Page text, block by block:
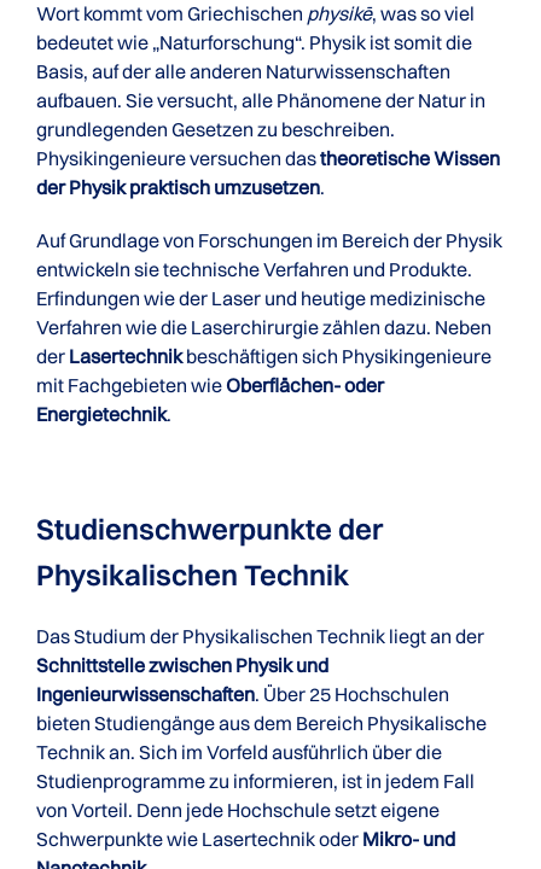
Wort kommt vom Griechischen physikē, was so viel
bedeutet wie „Naturforschung“. Physik ist somit die
Basis, auf der alle anderen Naturwissenschaften
aufbauen. Sie versucht, alle Phänomene der Natur in
grundlegenden Gesetzen zu beschreiben.
Physikingenieure versuchen dastheoretische Wissen
der Physik praktisch umzusetzen.
Auf Grundlage von Forschungen im Bereich der Physik
entwickeln sie technische Verfahren und Produkte.
Erfindungen wie der Laser und heutige medizinische
Verfahren wie die Laserchirurgie zählen dazu. Neben
der Lasertechnikbeschäftigen sich Physikingenieure
mit Fachgebieten wieOberflächen- oder
Energietechnik.
Studienschwerpunkte der
Physikalischen Technik
Das Studium der Physikalischen Technik liegt an der
Schnittstelle zwischen Physik und
Ingenieurwissenschaften. Über 25 Hochschulen
bieten Studiengänge aus dem Bereich Physikalische
Technik an. Sich im Vorfeld ausführlich über die
Studienprogramme zu informieren, ist in jedem Fall
von Vorteil. Denn jede Hochschule setzt eigene
Schwerpunkte wie Lasertechnik oder Mikro- und